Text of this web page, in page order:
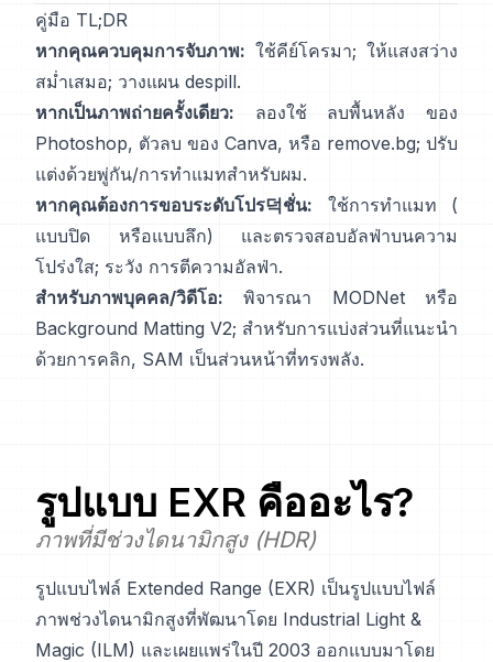
คู่มือ TL;DR
หากคุณควบคุมการจับภาพ: ใช้คีย์โครมา; ให้แสงสว่าง
สม่ำเสมอ; วางแผน despill.
หากเป็นภาพถ่ายครั้งเดียว: ลองใช้ ลบพื้นหลัง ของ
Photoshop, ตัวลบ ของ Canva, หรือ remove.bg; ปรับ
แต่งด้วยพู่กัน/การทำแมทสำหรับผม.
หากคุณต้องการขอบระดับโปร덕ชั่น: ใช้การทำแมท (
แบบปิด
หรือแบบลึก) และตรวจสอบอัลฟ่าบนความ
โปร่งใส; ระวัง การตีความอัลฟ่า.
สำหรับภาพบุคคล/วิดีโอ: พิจารณา MODNetหรือ
Background Matting V2; สำหรับการแบ่งส่วนที่แนะนำ
ด้วยการคลิก, SAM เป็นส่วนหน้าที่ทรงพลัง.
รูปแบบ EXR คืออะไร?
ภาพที่มีช่วงไดนามิกสูง (HDR)
รูปแบบไฟล์ Extended Range (EXR) เป็นรูปแบบไฟล์
ภาพช่วงไดนามิกสูงที่พัฒนาโดย Industrial Light &
Magic (ILM) และเผยแพร่ในปี 2003 ออกแบบมาโดย